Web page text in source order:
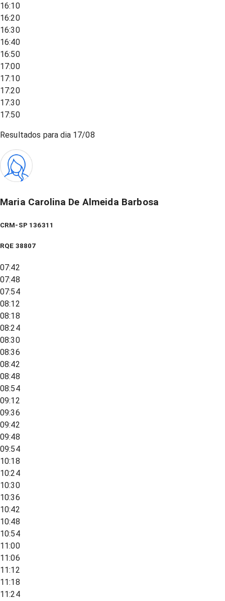
16:10
16:20
16:30
16:40
16:50
17:00
17:10
17:20
17:30
17:50
Resultados para dia 17/08
Maria Carolina De Almeida Barbosa
CRM-SP 136311
RQE 38807
07:42
07:48
07:54
08:12
08:18
08:24
08:30
08:36
08:42
08:48
08:54
09:12
09:36
09:42
09:48
09:54
10:18
10:24
10:30
10:36
10:42
10:48
10:54
11:00
11:06
11:12
11:18
11:24